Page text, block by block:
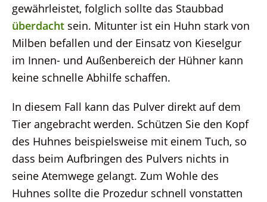
gewährleistet, folglich sollte das Staubbad
überdacht sein. Mitunter ist ein Huhn stark von
Milben befallen und der Einsatz von Kieselgur
im Innen- und Außenbereich der Hühner kann
keine schnelle Abhilfe schaffen.
In diesem Fall kann das Pulver direkt auf dem
Tier angebracht werden. Schützen Sie den Kopf
des Huhnes beispielsweise mit einem Tuch, so
dass beim Aufbringen des Pulvers nichts in
seine Atemwege gelangt. Zum Wohle des
Huhnes sollte die Prozedur schnell vonstatten